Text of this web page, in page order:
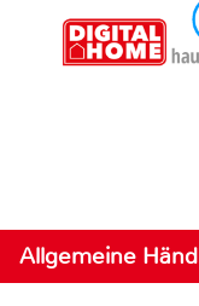
Allgemeine